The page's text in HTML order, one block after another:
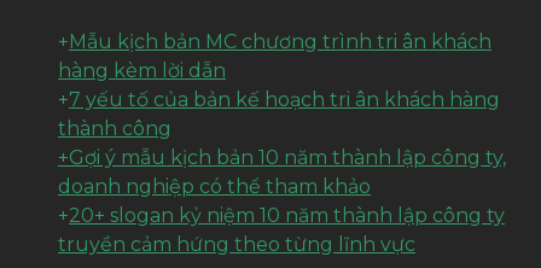
+Mẫu kịch bản MC chương trình tri ân khách
hàng kèm lời dẫn
+7 yếu tố của bản kế hoạch tri ân khách hàng
thành công
+Gợi ý mẫu kịch bản 10 năm thành lập công ty,
doanh nghiệp có thể tham khảo
+20+ slogan kỷ niệm 10 năm thành lập công ty
truyền cảm hứng theo từng lĩnh vực